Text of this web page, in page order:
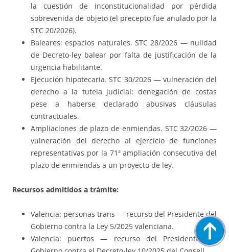
la cuestión de inconstitucionalidad por pérdida
sobrevenida de objeto (el precepto fue anulado por la
STC 20/2026).
Baleares: espacios naturales. STC 28/2026 — nulidad
de Decreto-ley balear por falta de justificación de la
urgencia habilitante.
Ejecución hipotecaria. STC 30/2026 — vulneración del
derecho a la tutela judicial: denegación de costas
pese a haberse declarado abusivas cláusulas
contractuales.
Ampliaciones de plazo de enmiendas. STC 32/2026 —
vulneración del derecho al ejercicio de funciones
representativas por la 71ª ampliación consecutiva del
plazo de enmiendas a un proyecto de ley.
Recursos admitidos a trámite:
Valencia: personas trans — recurso del Presidente del
Gobierno contra la Ley 5/2025 valenciana.
Valencia: puertos — recurso del Presidente del